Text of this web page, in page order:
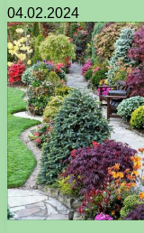
04.02.2024